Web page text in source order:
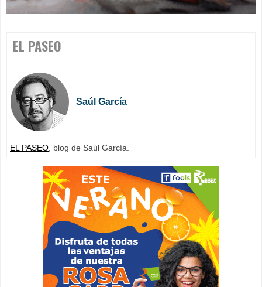
EL PASEO
Saúl García
EL PASEO , blog de Saúl García.